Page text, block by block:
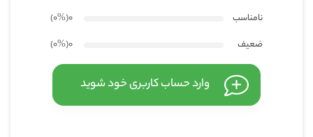
نامناسب
0(۰%
)
ضعیف
0(۰%
)
وارد حساب کاربری خود شوید